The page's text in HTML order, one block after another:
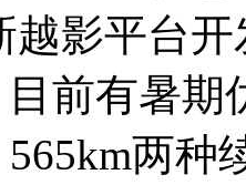
越影平台
目前有暑
两种